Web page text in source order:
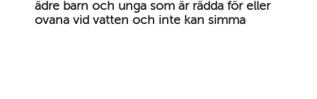
ädre barn och unga som är rädda för eller
ovana vid vatten och inte kan simma